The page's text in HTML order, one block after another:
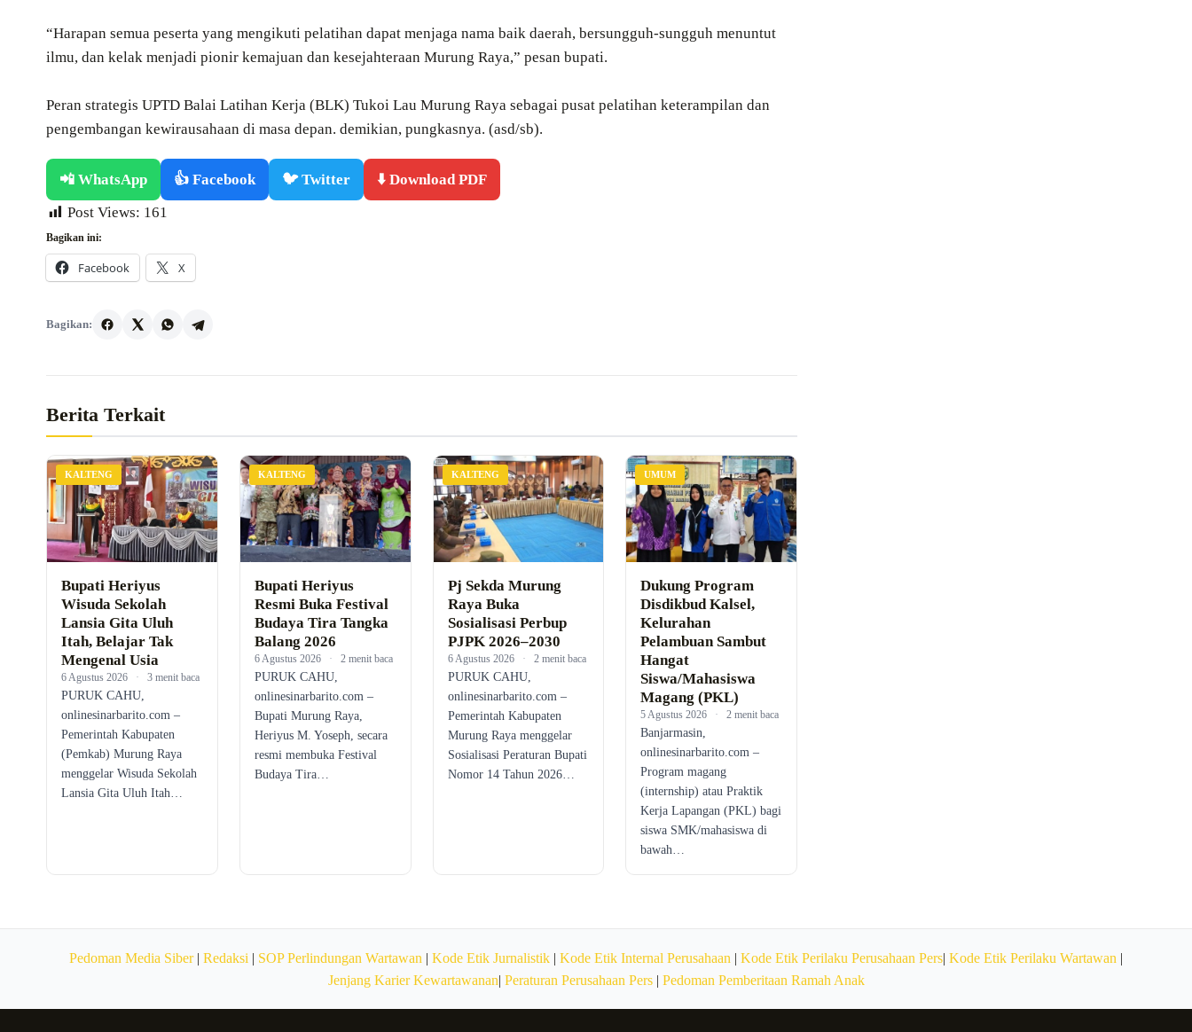
“Harapan semua peserta yang mengikuti pelatihan dapat menjaga nama baik daerah, bersungguh-sungguh menuntut
ilmu, dan kelak menjadi pionir kemajuan dan kesejahteraan Murung Raya,” pesan bupati.
Peran strategis UPTD Balai Latihan Kerja (BLK) Tukoi Lau Murung Raya sebagai pusat pelatihan keterampilan dan
pengembangan kewirausahaan di masa depan. demikian, pungkasnya. (asd/sb).
📲 WhatsApp 👍 Facebook 🐦 Twitter
⬇️ Download PDF
Post Views: 161
Bagikan ini:
Facebook X
Bagikan:
Berita Terkait
KALTENG
Bupati Heriyus
Wisuda Sekolah
Lansia Gita Uluh
Itah, Belajar Tak
Mengenal Usia
6 Agustus 2026 · 3 menit baca
PURUK CAHU,
onlinesinarbarito.com –
Pemerintah Kabupaten
(Pemkab) Murung Raya
menggelar Wisuda Sekolah
Lansia Gita Uluh Itah…
KALTENG
Bupati Heriyus
Resmi Buka Festival
Budaya Tira Tangka
Balang 2026
6 Agustus 2026 · 2 menit baca
PURUK CAHU,
onlinesinarbarito.com –
Bupati Murung Raya,
Heriyus M. Yoseph, secara
resmi membuka Festival
Budaya Tira…
KALTENG
Pj Sekda Murung
Raya Buka
Sosialisasi Perbup
PJPK 2026–2030
6 Agustus 2026 · 2 menit baca
PURUK CAHU,
onlinesinarbarito.com –
Pemerintah Kabupaten
Murung Raya menggelar
Sosialisasi Peraturan Bupati
Nomor 14 Tahun 2026…
UMUM
Dukung Program
Disdikbud Kalsel,
Kelurahan
Pelambuan Sambut
Hangat
Siswa/Mahasiswa
Magang (PKL)
5 Agustus 2026 · 2 menit baca
Banjarmasin,
onlinesinarbarito.com –
Program magang
(internship) atau Praktik
Kerja Lapangan (PKL) bagi
siswa SMK/mahasiswa di
bawah…
Pedoman Media Siber| Redaksi | SOP Perlindungan Wartawan | Kode Etik Jurnalistik | Kode Etik Internal Perusahaan | Kode Etik Perilaku Perusahaan Pers| Kode Etik Perilaku Wartawan |
Jenjang Karier Kewartawanan| Peraturan Perusahaan Pers| Pedoman Pemberitaan Ramah Anak